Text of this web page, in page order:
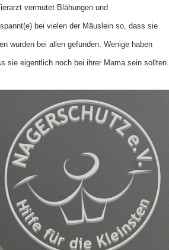
vermutet Blähungen und
bei vielen der Mäuslein so, dass sie
wurden bei allen gefunden. Wenige haben
sie eigentlich noch bei ihrer Mama sein sollten.